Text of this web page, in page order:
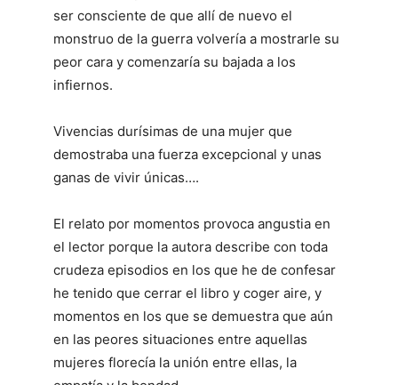
ser consciente de que allí de nuevo el
monstruo de la guerra volvería a mostrarle su
peor cara y comenzaría su bajada a los
infiernos.
Vivencias durísimas de una mujer que
demostraba una fuerza excepcional y unas
ganas de vivir únicas….
El relato por momentos provoca angustia en
el lector porque la autora describe con toda
crudeza episodios en los que he de confesar
he tenido que cerrar el libro y coger aire, y
momentos en los que se demuestra que aún
en las peores situaciones entre aquellas
mujeres florecía la unión entre ellas, la